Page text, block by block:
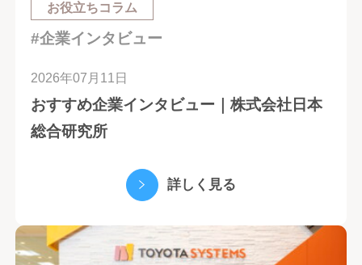
お役立ちコラム
#企業インタビュー
2026年07月11日
おすすめ企業インタビュー｜株式会社日本
総合研究所
詳しく見る